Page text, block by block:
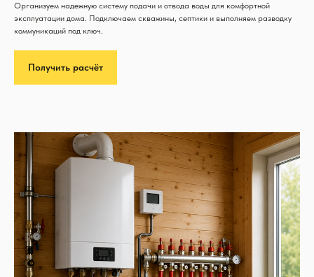
Организуем надежную систему подачи и отвода воды для комфортной
эксплуатации дома. Подключаем скважины, септики и выполняем разводку
коммуникаций под ключ.
Получить расчёт